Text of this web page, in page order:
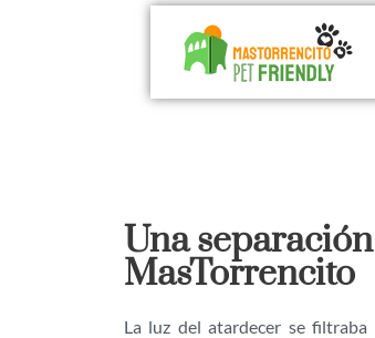
Una
MasTorrencito
La luz del atardecer se